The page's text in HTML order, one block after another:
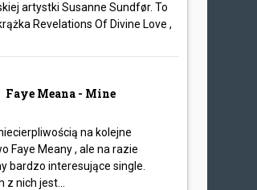
artystki Susanne Sundfør. To
Revelations Of Divine Love ,
Faye Meana - Mine
na kolejne
Faye Meany , ale na razie
bardzo interesujące single.
z nich jest...